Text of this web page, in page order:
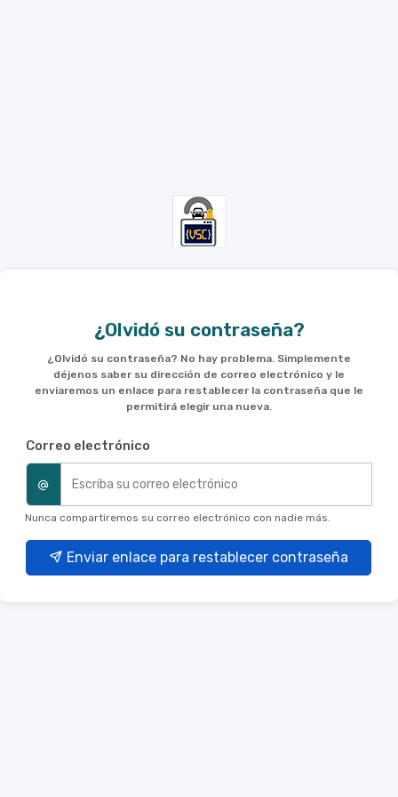
¿Olvidó su contraseña?
¿Olvidó su contraseña? No hay problema. Simplemente
déjenos saber su dirección de correo electrónico y le
enviaremos un enlace para restablecer la contraseña que le
permitirá elegir una nueva.
Correo electrónico
Nunca compartiremos su correo electrónico con nadie más.
Enviar enlace para restablecer contraseña